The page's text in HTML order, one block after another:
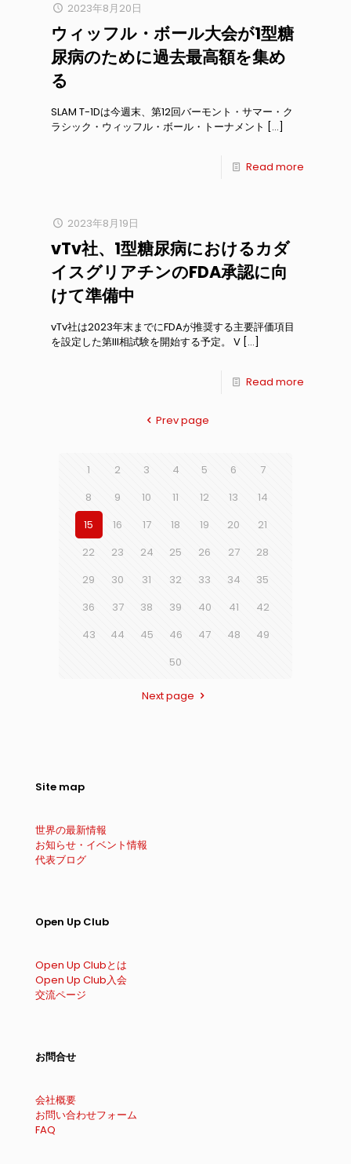
2023年8月20日
ウィッフル・ボール大会が1型糖
尿病のために過去最高額を集め
る
SLAM T-1Dは今週末、第12回バーモント・サマー・ク
ラシック・ウィッフル・ボール・トーナメント […]
Read more
2023年8月19日
vTv社、1型糖尿病におけるカダ
イスグリアチンのFDA承認に向
けて準備中
vTv社は2023年末までにFDAが推奨する主要評価項目
を設定した第III相試験を開始する予定。 V […]
Read more
Prev page
1 2 3 4 5 6
7
8
9 10 11 12 13
14
15
16 17 18 19 20
21
22
23 24 25 26 27
28
29
30 31 32 33 34
35
36
37 38 39 40 41
42
43
44 45 46 47 48
49
50
Next page
Site map
世界の最新情報
お知らせ・イベント情報
代表ブログ
Open Up Club
Open Up Clubとは
Open Up Club入会
交流ページ
お問合せ
会社概要
お問い合わせフォーム
FAQ